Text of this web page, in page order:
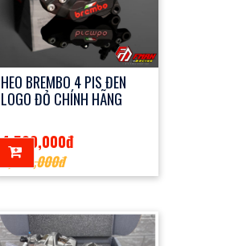
HEO BREMBO 4 PIS ĐEN
LOGO ĐỎ CHÍNH HÃNG
4,500,000đ
6,000,000đ